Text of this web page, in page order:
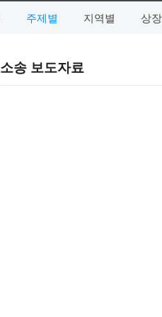
주제별 지역별 상
소송 보도자료